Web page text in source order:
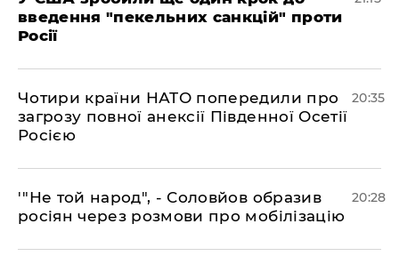
введення "пекельних санкцій" проти
Росії
​Чотири країни НАТО попередили про
загрозу повної анексії Південної Осетії
Росією
20:35
​'"Не той народ", - Соловйов образив
росіян через розмови про мобілізацію
20:28